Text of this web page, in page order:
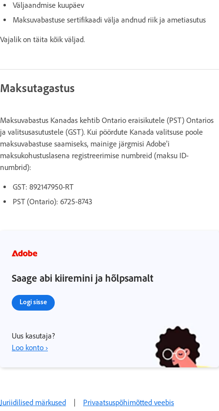
Väljaandmise kuupäev
Maksuvabastuse sertifikaadi välja andnud riik ja ametiasutus
Vajalik on täita kõik väljad.
Maksutagastus
Maksuvabastus Kanadas kehtib Ontario eraisikutele (PST) Ontarios
ja valitsusasutustele (GST). Kui pöördute Kanada valitsuse poole
maksuvabastuse saamiseks, mainige järgmisi Adobe'i
maksukohustuslasena registreerimise numbreid (maksu ID-
numbrid):
GST: 892147950-RT
PST (Ontario): 6725-8743
Saage abi kiiremini ja hõlpsamalt
Logi sisse
Uus kasutaja?
Loo konto ›
Juriidilised märkused Privaatsuspõhimõtted veebis